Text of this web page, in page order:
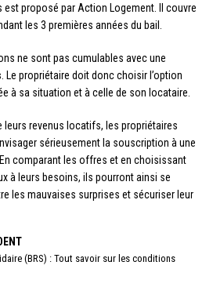
proposé par Action Logement. Il couvre
les 3 premières années du bail.
ne sont pas cumulables avec une
. Le propriétaire doit donc choisir l’option
à sa situation et à celle de son locataire.
leurs revenus locatifs, les propriétaires
sérieusement la souscription à une
comparant les offres et en choisissant
à leurs besoins, ils pourront ainsi se
les mauvaises surprises et sécuriser leur
(BRS) : Tout savoir sur les conditions